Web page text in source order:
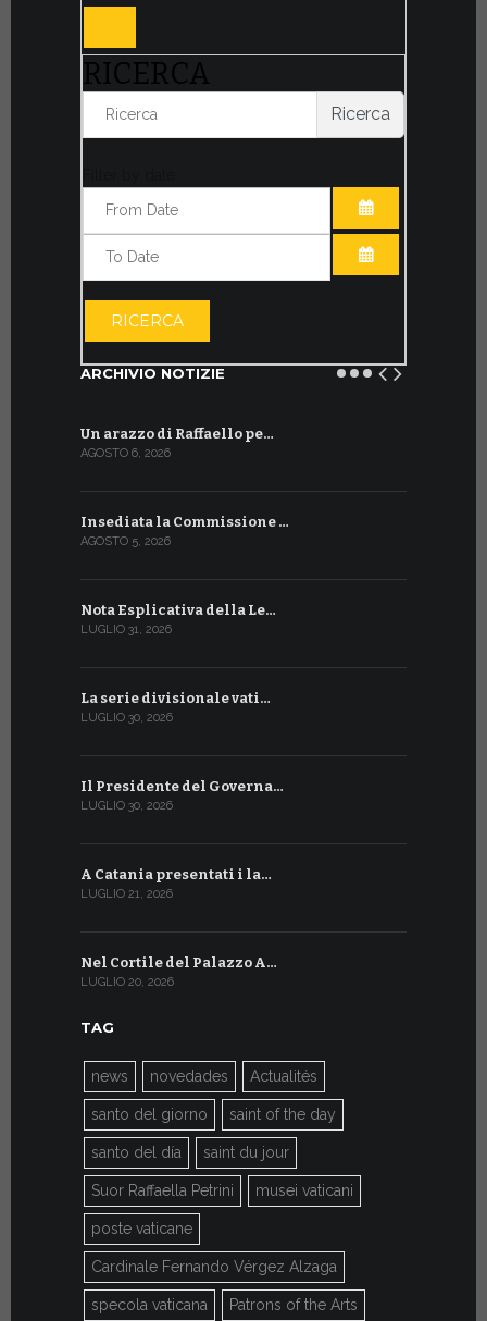
RICERCA
Ricerca
APRI IL
RICERCA
ARCHIVIO NOTIZIE
Un arazzo di Raffaello pe…
AGOSTO 6, 2026
Insediata la Commissione …
AGOSTO 5, 2026
Nota Esplicativa della Le…
LUGLIO 31, 2026
La serie divisionale vati…
LUGLIO 30, 2026
Il Presidente del Governa…
LUGLIO 30, 2026
A Catania presentati i la…
LUGLIO 21, 2026
Nel Cortile del Palazzo A…
LUGLIO 20, 2026
TAG
news novedades Actualités
santo del giorno saint of the day
santo del día saint du jour
Suor Raffaella Petrini musei vaticani
poste vaticane
Cardinale Fernando Vérgez Alzaga
specola vaticana Patrons of the Arts